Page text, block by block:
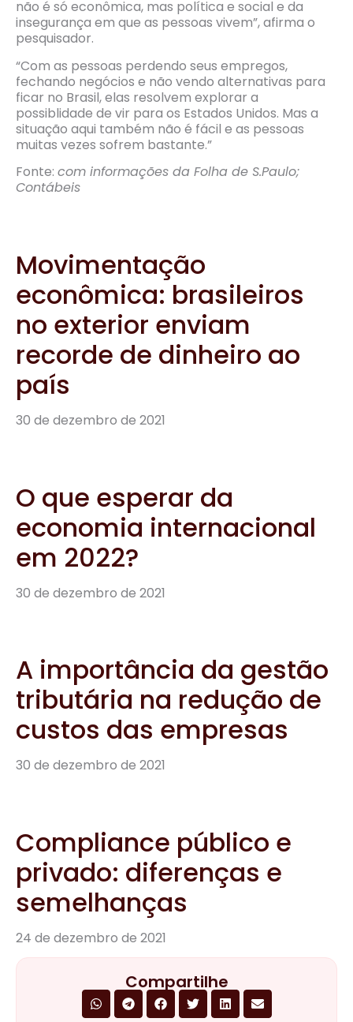
não é só econômica, mas política e social e da
insegurança em que as pessoas vivem”, afirma o
pesquisador.
“Com as pessoas perdendo seus empregos,
fechando negócios e não vendo alternativas para
ficar no Brasil, elas resolvem explorar a
possiblidade de vir para os Estados Unidos. Mas a
situação aqui também não é fácil e as pessoas
muitas vezes sofrem bastante.”
Fonte: com informações da Folha de S.Paulo;
Contábeis
Movimentação
econômica: brasileiros
no exterior enviam
recorde de dinheiro ao
país
30 de dezembro de 2021
O que esperar da
economia internacional
em 2022?
30 de dezembro de 2021
A importância da gestão
tributária na redução de
custos das empresas
30 de dezembro de 2021
Compliance público e
privado: diferenças e
semelhanças
24 de dezembro de 2021
Compartilhe